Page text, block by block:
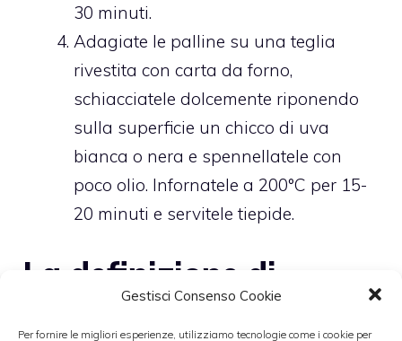
Gestisci Consenso Cookie
Per fornire le migliori esperienze, utilizziamo tecnologie come i cookie per
30 minuti.
Adagiate le palline su una teglia
rivestita con carta da forno,
schiacciatele dolcemente riponendo
sulla superficie un chicco di uva
bianca o nera e spennellatele con
poco olio. Infornatele a 200°C per 15-
20 minuti e servitele tiepide.
La definizione di
focaccia